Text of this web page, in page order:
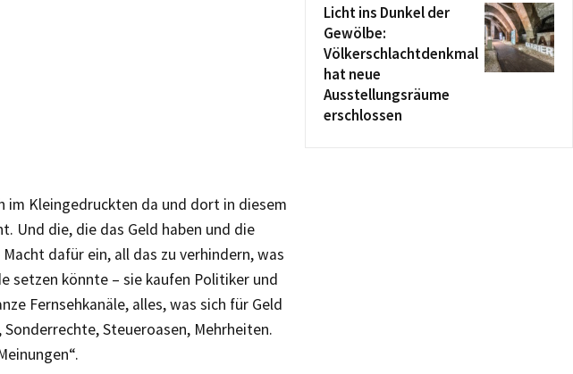
im Kleingedruckten da und dort in diesem
Und die, die das Geld haben und die
dafür ein, all das zu verhindern, was
setzen könnte – sie kaufen Politiker und
Fernsehkanäle, alles, was sich für Geld
Steueroasen, Mehrheiten.
Licht ins Dunkel der
Gewölbe:
Völkerschlachtdenkmal
hat neue
Ausstellungsräume
erschlossen